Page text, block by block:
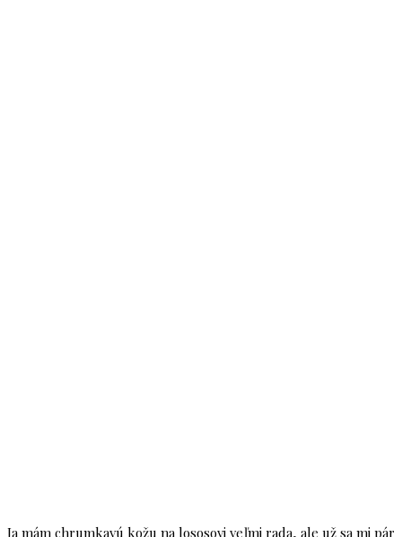
Ja mám chrumkavú kožu na lososovi veľmi rada, ale už sa mi pár